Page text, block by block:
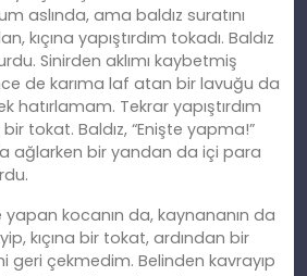
aslında, ama baldız suratını
kıçına yapıştırdım tokadı. Baldız
Sinirden aklımı kaybetmiş
de karıma laf atan bir lavuğu da
hatırlamam. Tekrar yapıştırdım
bir tokat. Baldız, “Enişte yapma!”
ağlarken bir yandan da içi para
yapan kocanın da, kaynananın da
kıçına bir tokat, ardından bir
geri çekmedim. Belinden kavrayıp